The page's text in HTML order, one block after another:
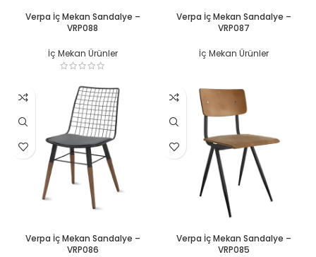
Verpa İç Mekan Sandalye –
VRP088
İç Mekan Ürünler
Verpa İç Mekan Sandalye –
VRP087
İç Mekan Ürünler
Verpa İç Mekan Sandalye –
VRP086
Verpa İç Mekan Sandalye –
VRP085